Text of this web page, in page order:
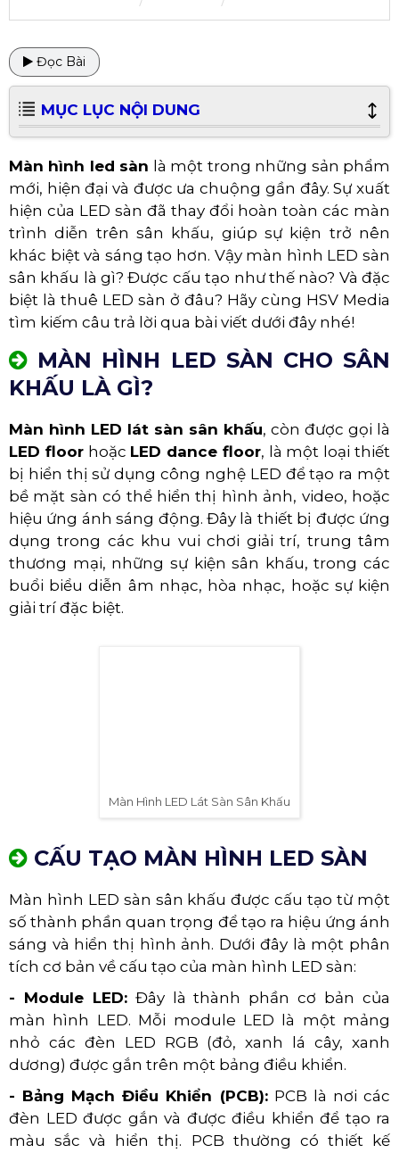
Đọc Bài
MỤC LỤC NỘI DUNG
Màn hình led sàn là một trong những sản phẩm
mới, hiện đại và được ưa chuộng gần đây. Sự xuất
hiện của LED sàn đã thay đổi hoàn toàn các màn
trình diễn trên sân khấu, giúp sự kiện trở nên
khác biệt và sáng tạo hơn. Vậy màn hình LED sàn
sân khấu là gì? Được cấu tạo như thế nào? Và đặc
biệt là thuê LED sàn ở đâu? Hãy cùng HSV Media
tìm kiếm câu trả lời qua bài viết dưới đây nhé!
MÀN HÌNH LED SÀN CHO SÂN
KHẤU LÀ GÌ?
Màn hình LED lát sàn sân khấu, còn được gọi là
LED floorhoặc LED dance floor, là một loại thiết
bị hiển thị sử dụng công nghệ LED để tạo ra một
bề mặt sàn có thể hiển thị hình ảnh, video, hoặc
hiệu ứng ánh sáng động. Đây là thiết bị được ứng
dụng trong các khu vui chơi giải trí, trung tâm
thương mại, những sự kiện sân khấu, trong các
buổi biểu diễn âm nhạc, hòa nhạc, hoặc sự kiện
giải trí đặc biệt.
Màn Hình LED Lát Sàn Sân Khấu
CẤU TẠO MÀN HÌNH LED SÀN
Màn hình LED sàn sân khấu được cấu tạo từ một
số thành phần quan trọng để tạo ra hiệu ứng ánh
sáng và hiển thị hình ảnh. Dưới đây là một phân
tích cơ bản về cấu tạo của màn hình LED sàn:
- Module LED:Đây là thành phần cơ bản của
màn hình LED. Mỗi module LED là một mảng
nhỏ các đèn LED RGB (đỏ, xanh lá cây, xanh
dương) được gắn trên một bảng điều khiển.
- Bảng Mạch Điều Khiển (PCB):PCB là nơi các
đèn LED được gắn và được điều khiển để tạo ra
màu sắc và hiển thị. PCB thường có thiết kế